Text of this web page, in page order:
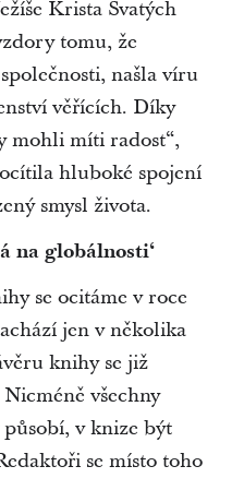
Krista Svatých
tomu, že
našla víru
věřících. Díky
mohli míti radost“,
hluboké spojení
smysl života.
na globálnosti‘
se ocitáme v roce
jen v několika
knihy se již
všechny
v knize být
se místo toho